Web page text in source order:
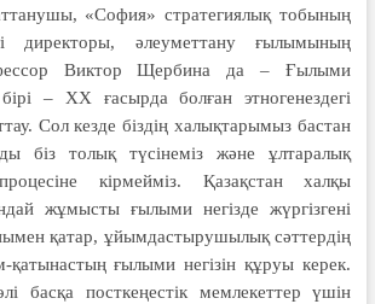
«София» стратегиялық тобының
директоры, әлеуметтану ғылымының
Виктор Щербина да – Ғылыми
– ХХ ғасырда болған этногенездегі
Сол кезде біздің халықтарымыз бастан
біз толық түсінеміз және ұлтаралық
кірмейміз. Қазақстан халқы
жұмысты ғылыми негізде жүргізгені
қатар, ұйымдастырушылық сәттердің
қатынастың ғылыми негізін құруы керек.
басқа посткеңестік мемлекеттер үшін